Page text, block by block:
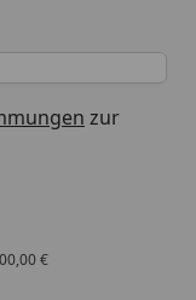
zur
€